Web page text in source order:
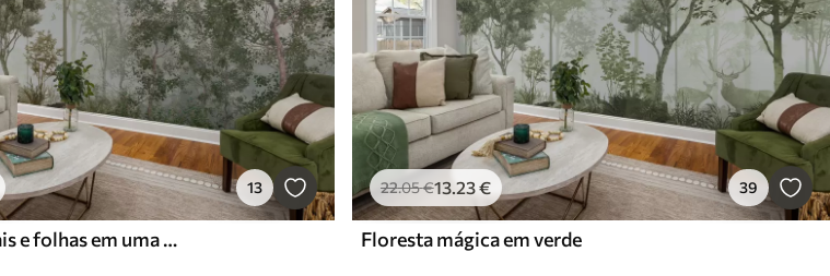
13
Árvores tropicais e folhas em uma floresta nevoenta
22.05€13.23€ 39
Floresta mágica em verde